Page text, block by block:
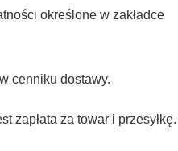
określone w zakładce
cenniku dostawy.
zapłata za towar i przesyłkę.